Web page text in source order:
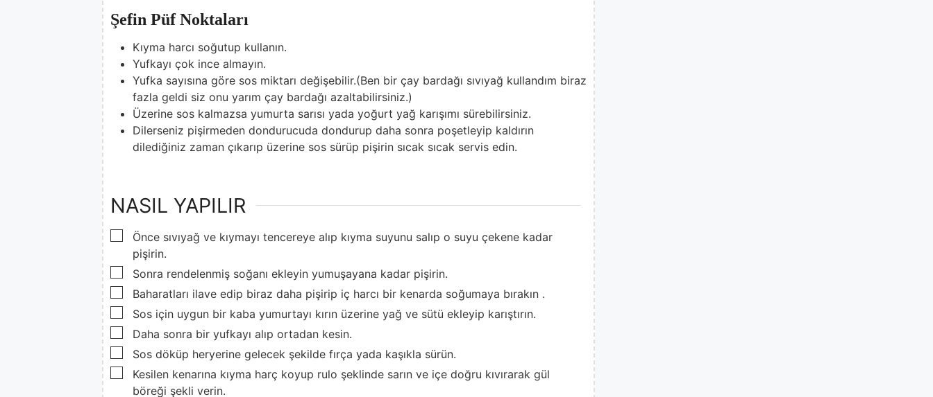
Şefin Püf Noktaları
Kıyma harcı soğutup kullanın.
Yufkayı çok ince almayın.
Yufka sayısına göre sos miktarı değişebilir.(Ben bir çay bardağı sıvıyağ kullandım biraz
fazla geldi siz onu yarım çay bardağı azaltabilirsiniz.)
Üzerine sos kalmazsa yumurta sarısı yada yoğurt yağ karışımı sürebilirsiniz.
Dilerseniz pişirmeden dondurucuda dondurup daha sonra poşetleyip kaldırın
dilediğiniz zaman çıkarıp üzerine sos sürüp pişirin sıcak sıcak servis edin.
NASIL YAPILIR
▢
Önce sıvıyağ ve kıymayı tencereye alıp kıyma suyunu salıp o suyu çekene kadar
pişirin.
▢
Sonra rendelenmiş soğanı ekleyin yumuşayana kadar pişirin.
▢
Baharatları ilave edip biraz daha pişirip iç harcı bir kenarda soğumaya bırakın .
▢
Sos için uygun bir kaba yumurtayı kırın üzerine yağ ve sütü ekleyip karıştırın.
▢
Daha sonra bir yufkayı alıp ortadan kesin.
▢
Sos döküp heryerine gelecek şekilde fırça yada kaşıkla sürün.
▢
Kesilen kenarına kıyma harç koyup rulo şeklinde sarın ve içe doğru kıvırarak gül
böreği şekli verin.